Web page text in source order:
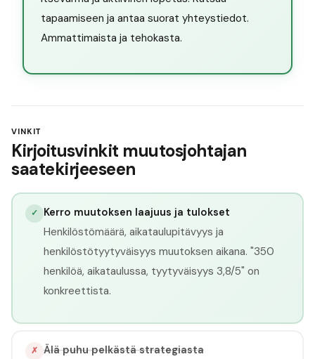
tapaamiseen ja antaa suorat yhteystiedot.
Ammattimaista ja tehokasta.
VINKIT
Kirjoitusvinkit muutosjohtajan
saatekirjeeseen
✓ Kerro muutoksen laajuus ja tulokset
Henkilöstömäärä, aikataulupitävyys ja
henkilöstötyytyväisyys muutoksen aikana. "350
henkilöä, aikataulussa, tyytyväisyys 3,8/5" on
konkreettista.
✗ Älä puhu pelkästä strategiasta